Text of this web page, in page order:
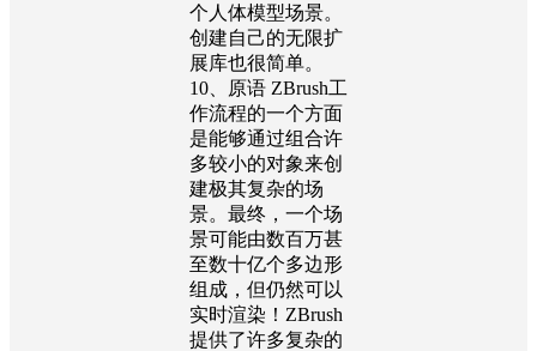
个人体模型场景。
创建自己的无限扩
展库也很简单。
10、原语 ZBrush工
作流程的一个方面
是能够通过组合许
多较小的对象来创
建极其复杂的场
景。最终，一个场
景可能由数百万甚
至数十亿个多边形
组成，但仍然可以
实时渲染！ZBrush
提供了许多复杂的